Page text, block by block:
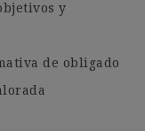
y
de obligado